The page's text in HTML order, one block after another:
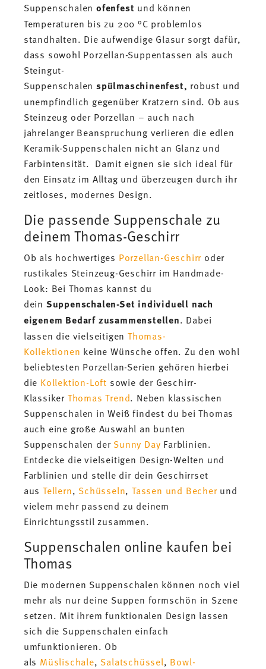
Suppenschalen ofenfest und können
Temperaturen bis zu 200 °C problemlos
standhalten. Die aufwendige Glasur sorgt dafür,
dass sowohl Porzellan-Suppentassen als auch
Steingut-
Suppenschalenspülmaschinenfest, robust und
unempfindlich gegenüber Kratzern sind. Ob aus
Steinzeug oder Porzellan – auch nach
jahrelanger Beanspruchung verlieren die edlen
Keramik-Suppenschalen nicht an Glanz und
Farbintensität. Damit eignen sie sich ideal für
den Einsatz im Alltag und überzeugen durch ihr
zeitloses, modernes Design.
Die passende Suppenschale zu
deinem Thomas-Geschirr
Ob als hochwertiges Porzellan-Geschirr oder
rustikales Steinzeug-Geschirr im Handmade-
Look: Bei Thomas kannst du
dein Suppenschalen-Set individuell nach
eigenem Bedarf zusammenstellen. Dabei
lassen die vielseitigenThomas-
Kollektionen keine Wünsche offen. Zu den wohl
beliebtesten Porzellan-Serien gehören hierbei
die Kollektion-Loft sowie der Geschirr-
Klassiker Thomas Trend. Neben klassischen
Suppenschalen in Weiß findest du bei Thomas
auch eine große Auswahl an bunten
Suppenschalen der Sunny Day Farblinien.
Entdecke die vielseitigen Design-Welten und
Farblinien und stelle dir dein Geschirrset
ausTellern, Schüsseln,Tassen und Becherund
vielem mehr passend zu deinem
Einrichtungsstil zusammen.
Suppenschalen online kaufen bei
Thomas
Die modernen Suppenschalen können noch viel
mehr als nur deine Suppen formschön in Szene
setzen. Mit ihrem funktionalen Design lassen
sich die Suppenschalen einfach
umfunktionieren. Ob
als Müslischale, Salatschüssel, Bowl-